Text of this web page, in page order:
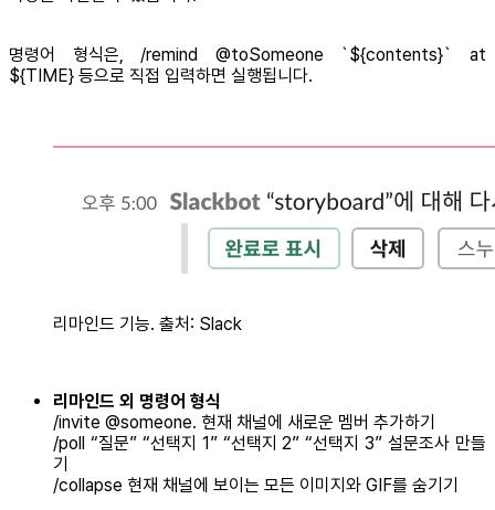
명령어 형식은, /remind @toSomeone `${contents}` at
${TIME} 등으로 직접 입력하면 실행됩니다.
리마인드 기능. 출처: Slack
리마인드 외 명령어 형식
/invite @someone. 현재 채널에 새로운 멤버 추가하기
/poll “질문” “선택지 1” “선택지 2” “선택지 3” 설문조사 만들
기
/collapse 현재 채널에 보이는 모든 이미지와 GIF를 숨기기